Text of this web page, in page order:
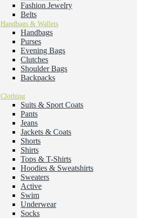
Fashion Jewelry
Belts
Handbags & Wallets
Handbags
Purses
Evening Bags
Clutches
Shoulder Bags
Backpacks
Clothing
Suits & Sport Coats
Pants
Jeans
Jackets & Coats
Shorts
Shirts
Tops & T-Shirts
Hoodies & Sweatshirts
Sweaters
Active
Swim
Underwear
Socks